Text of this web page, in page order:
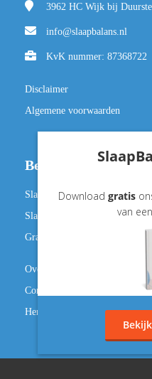
3962 HC Wijk bij
info@slaapbalans.nl
KvK nummer: 87368722
Disclaimer
Algemene voorwaarden
Begeleiding
Slaap cursus
Slaap coaching
Gratis SlaapTest
Over ons
Contact
Herroepingsrecht
Download gratis
van een